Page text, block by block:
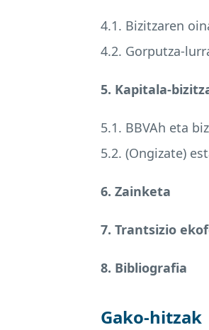
4.1. Bizitzaren
4.2. Gorputza-
5. Kapitala-
5.1. BBVAh eta
5.2. (Ongizate)
6. Zainketa
7. Trantsizio
8. Bibliografia
Gako-hitzak